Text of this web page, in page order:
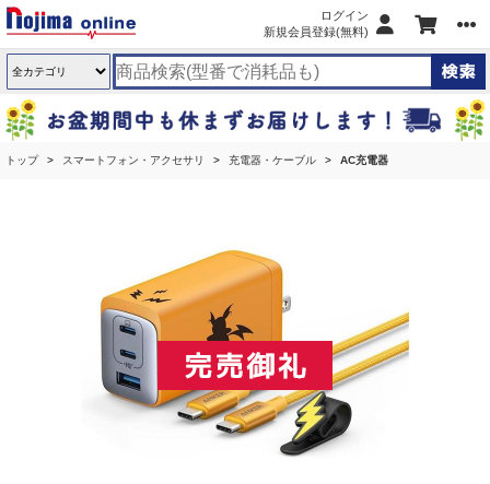
ログイン
新規会員登録(無料)
トップ スマートフォン・アクセサリ 充電器・ケーブル AC充電器